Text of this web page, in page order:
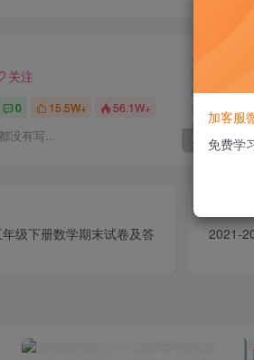
关注
0 15.5W+ 56.1W+
没有写...
级下册数学期末试卷及答
2021-
加客服
免费学